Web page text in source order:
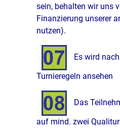
sein, behalten wir uns
Finanzierung unserer
nutzen).
Es wird
Turnieregeln ansehen
Das
auf mind. zwei